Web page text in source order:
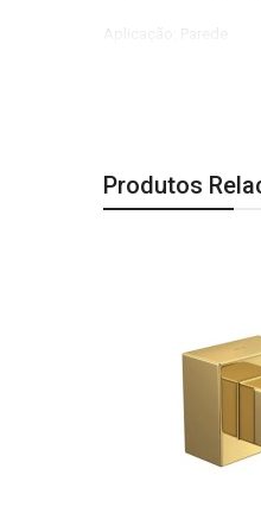
Comprimento: 94 mm|
A Última imagem é
Este acabamento
mesma bacia. Em
Produtos